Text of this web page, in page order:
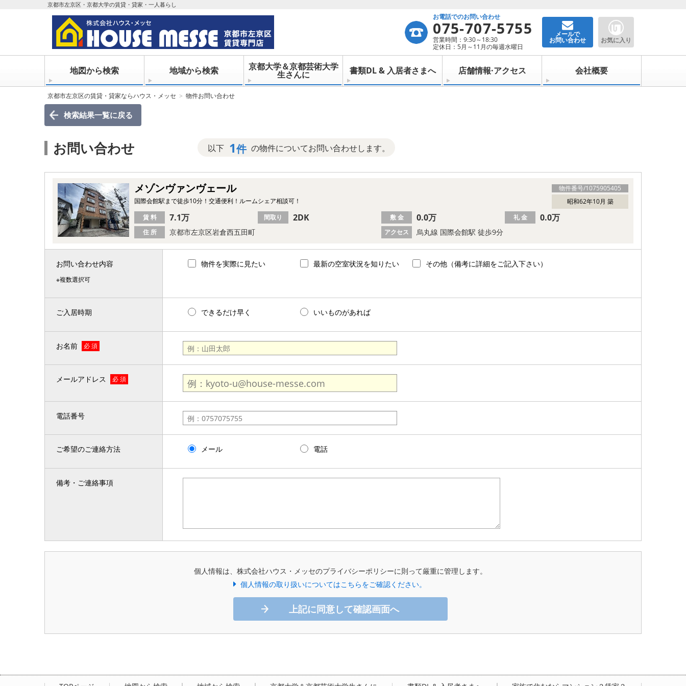
京都市左京区・京都大学の賃貸・貸家・一人暮らし
お電話でのお問い合わせ
075-707-5755
営業時間：9:30～18:30
定休日：5月～11月の毎週水曜日
メールで
お問い合わせ お気に入り
地図から検索 地域から検索 京都大学＆京都芸術大学
生さんに 書類DL & 入居者さまへ 店舗情報·アクセス 会社概要
京都市左京区の賃貸・貸家ならハウス・メッセ 物件お問い合わせ
検索結果一覧に戻る
お問い合わせ 以下 1件 の物件についてお問い合わせします。
物件番号/1075905405
メゾンヴァンヴェール
昭和62年10月 築
国際会館駅まで徒歩10分！交通便利！ルームシェア相談可！
住 所 京都市左京区岩倉西五田町 アクセス 烏丸線 国際会館駅 徒歩9分
賃 料 7.1万 間取り 2DK 敷 金 0.0万 礼 金 0.0万
お問い合わせ内容
※複数選択可
物件を実際に見たい 最新の空室状況を知りたい その他（備考に詳細をご記入下さい）
ご入居時期 できるだけ早く いいものがあれば
お名前 必 須
メールアドレス 必 須
電話番号
ご希望のご連絡方法 メール 電話
備考・ご連絡事項
個人情報は、株式会社ハウス・メッセのプライバシーポリシーに則って厳重に管理します。
個人情報の取り扱いについてはこちらをご確認ください。
上記に同意して確認画面へ